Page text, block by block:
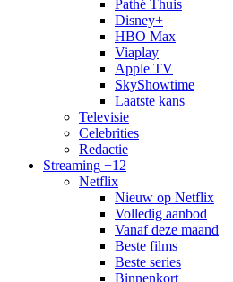
Pathé Thuis
Disney+
HBO Max
Viaplay
Apple TV
SkyShowtime
Laatste kans
Televisie
Celebrities
Redactie
Streaming +12
Netflix
Nieuw op Netflix
Volledig aanbod
Vanaf deze maand
Beste films
Beste series
Binnenkort